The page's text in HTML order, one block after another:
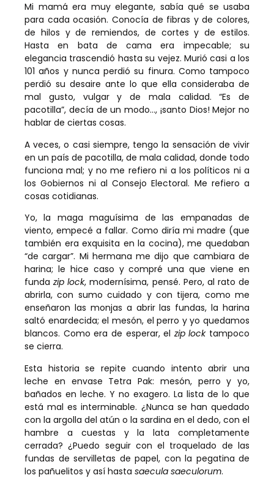
Mi mamá era muy elegante, sabía qué se usaba
para cada ocasión. Conocía de fibras y de colores,
de hilos y de remiendos, de cortes y de estilos.
Hasta en bata de cama era impecable; su
elegancia trascendió hasta su vejez. Murió casi a los
101 años y nunca perdió su finura. Como tampoco
perdió su desaire ante lo que ella consideraba de
mal gusto, vulgar y de mala calidad. “Es de
pacotilla”, decía de un modo…, ¡santo Dios! Mejor no
hablar de ciertas cosas.
A veces, o casi siempre, tengo la sensación de vivir
en un país de pacotilla, de mala calidad, donde todo
funciona mal; y no me refiero ni a los políticos ni a
los Gobiernos ni al Consejo Electoral. Me refiero a
cosas cotidianas.
Yo, la maga maguísima de las empanadas de
viento, empecé a fallar. Como diría mi madre (que
también era exquisita en la cocina), me quedaban
“de cargar”. Mi hermana me dijo que cambiara de
harina; le hice caso y compré una que viene en
fundazip lock, modernísima, pensé. Pero, al rato de
abrirla, con sumo cuidado y con tijera, como me
enseñaron las monjas a abrir las fundas, la harina
saltó enardecida; el mesón, el perro y yo quedamos
blancos. Como era de esperar, el zip locktampoco
se cierra.
Esta historia se repite cuando intento abrir una
leche en envase Tetra Pak: mesón, perro y yo,
bañados en leche. Y no exagero. La lista de lo que
está mal es interminable. ¿Nunca se han quedado
con la argolla del atún o la sardina en el dedo, con el
hambre a cuestas y la lata completamente
cerrada? ¿Puedo seguir con el troquelado de las
fundas de servilletas de papel, con la pegatina de
los pañuelitos y así hasta saecula saeculorum.